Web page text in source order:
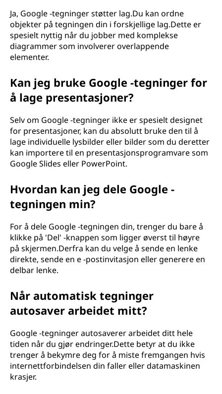
Ja, Google -tegninger støtter lag.Du kan ordne
objekter på tegningen din i forskjellige lag.Dette er
spesielt nyttig når du jobber med komplekse
diagrammer som involverer overlappende
elementer.
Kan jeg bruke Google -tegninger for
å lage presentasjoner?
Selv om Google -tegninger ikke er spesielt designet
for presentasjoner, kan du absolutt bruke den til å
lage individuelle lysbilder eller bilder som du deretter
kan importere til en presentasjonsprogramvare som
Google Slides eller PowerPoint.
Hvordan kan jeg dele Google -
tegningen min?
For å dele Google -tegningen din, trenger du bare å
klikke på 'Del' -knappen som ligger øverst til høyre
på skjermen.Derfra kan du velge å sende en lenke
direkte, sende en e -postinvitasjon eller generere en
delbar lenke.
Når automatisk tegninger
autosaver arbeidet mitt?
Google -tegninger autosaverer arbeidet ditt hele
tiden når du gjør endringer.Dette betyr at du ikke
trenger å bekymre deg for å miste fremgangen hvis
internettforbindelsen din faller eller datamaskinen
krasjer.